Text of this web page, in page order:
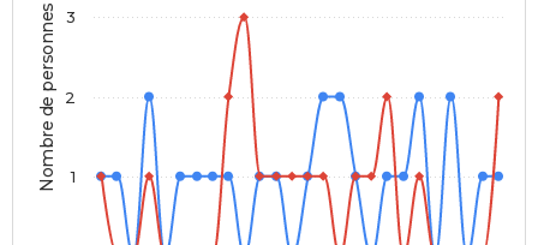
Nombre de personnes 1
2
3